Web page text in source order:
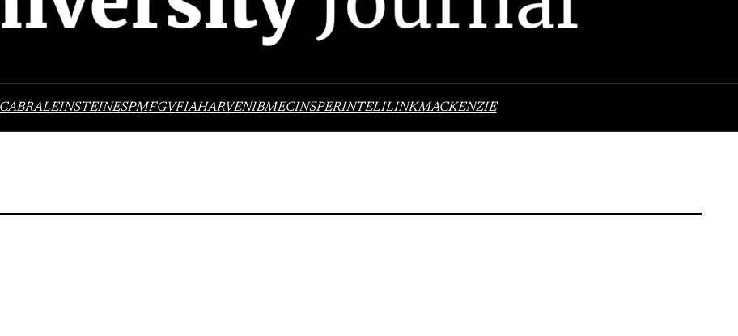
EINSTEINESPMFGVFIAHARVENIBMECINSPERINTELILINKMACKENZIE